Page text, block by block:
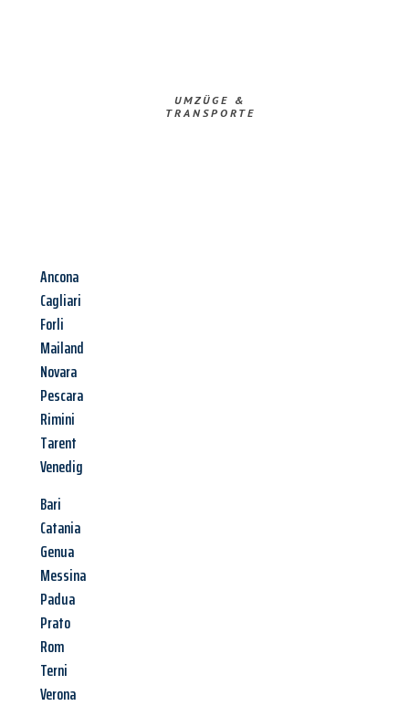
UMZÜGE &
TRANSPORTE
Ancona
Cagliari
Forli
Mailand
Novara
Pescara
Rimini
Tarent
Venedig
Bari
Catania
Genua
Messina
Padua
Prato
Rom
Terni
Verona